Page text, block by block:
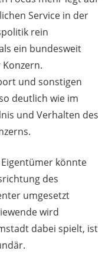
Service in der
rein
ein bundesweit
und sonstigen
deutlich wie im
und Verhalten des
könnte
des
umgesetzt
wird
dabei spielt, ist